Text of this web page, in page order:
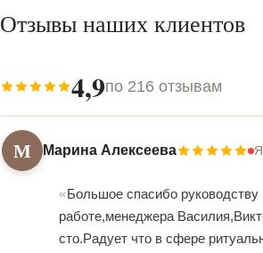
Отзывы наших клиентов
4,9по 216 отзывам
М Марина Алексеева
Большое спасибо руководству
работе,менеджера
сто.Радует что в сфере